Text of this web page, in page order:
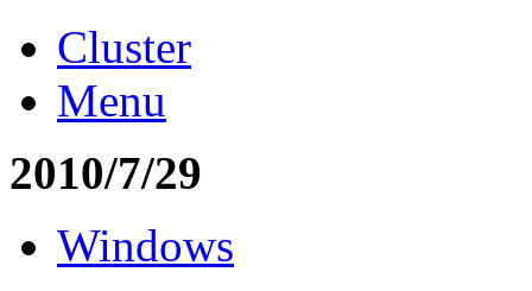
Cluster
Menu
2010/7/29
Windows